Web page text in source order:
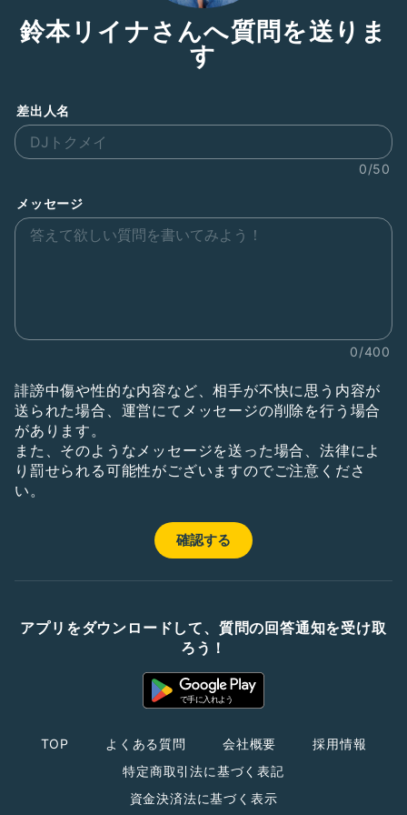
鈴本リイナさんへ質問を送りま
す
差出人名
0/50
メッセージ
0/400
誹謗中傷や性的な内容など、相手が不快に思う内容が
送られた場合、運営にてメッセージの削除を行う場合
があります。
また、そのようなメッセージを送った場合、法律によ
り罰せられる可能性がございますのでご注意くださ
い。
アプリをダウンロードして、質問の回答通知を受け取
ろう！
TOP よくある質問 会社概要
採用情報
特定商取引法に基づく表記
資金決済法に基づく表示